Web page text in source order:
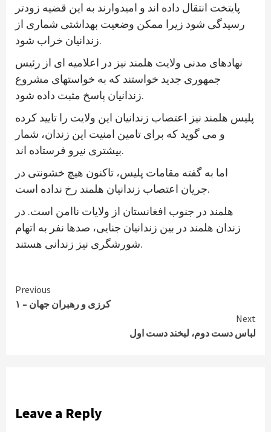
پایتخت انتقال داده اند و امیدوارند به این قضیه زودتر
رسیدگی شود زیرا ممکن وضعیت بهداشتی شماری از
زندانیان خراب شود.
نهادهای مدنی ولایت هلمند نیز در اعلامیه ای از رئیس
جمهوری جدید خواستند که به خواستهای مشروع
زندانیان پاسخ مثبت داده شود.
پلیس هلمند نیز اعتصاب زندانیان این ولایت را تایید کرده
و می گوید که برای تامین امنیت این زندان، شمار
بیشتری نیرو فرستاده اند.
اما به گفته مقامات پلیس، تاکنون هیچ خشونتی در
جریان اعتصاب زندانیان هلمند رخ نداده است.
هلمند در جنوب افغانستان از ولایات ناامن است. در
زندان هلمند در بین زندانیان جنایی، صدها نفر به اتهام
شورشگری نیز زندانی هستند.
Continue
Reading
Previous
کرزی و رهبران جهان – ۱
Next
لباس دست دوم، لبخند دست اول
Leave a Reply